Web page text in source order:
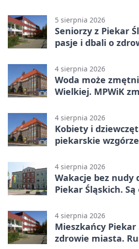
5 sierpnia 2026
Seniorzy z Piekar
pasje i dbali o
4 sierpnia 2026
Woda może
Wielkiej. MPWiK
4 sierpnia 2026
Kobiety i
piekarskie
4 sierpnia 2026
Wakacje bez nudy
Piekar Śląskich.
4 sierpnia 2026
Mieszkańcy Piekar
zdrowie miasta.